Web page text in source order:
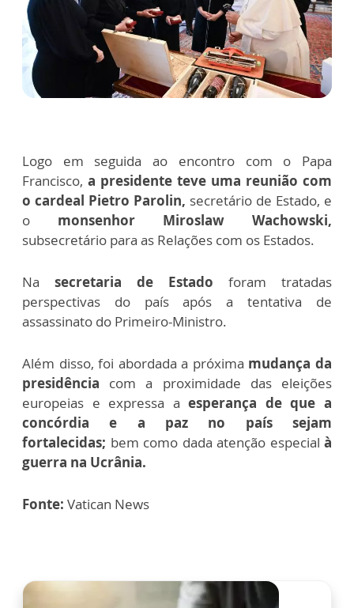
Logo em seguida ao encontro com o Papa
Francisco, a presidente teve uma reunião com
o cardeal Pietro Parolin, secretário de Estado, e
o monsenhor Miroslaw Wachowski,
subsecretário para as Relações com os Estados.
Na secretaria de Estado foram tratadas
perspectivas do país após a tentativa de
assassinato do Primeiro-Ministro.
Além disso, foi abordada a próxima mudança da
presidência com a proximidade das eleições
europeias e expressa aesperança de que a
concórdia e a paz no país sejam
fortalecidas; bem como dada atenção especial à
guerra na Ucrânia.
Fonte: Vatican News